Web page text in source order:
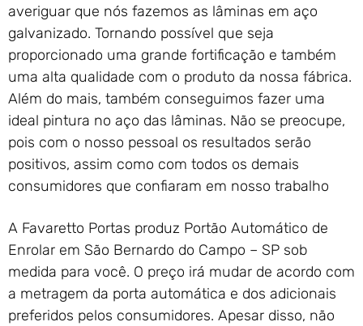
averiguar que nós fazemos as lâminas em aço
galvanizado. Tornando possível que seja
proporcionado uma grande fortificação e também
uma alta qualidade com o produto da nossa fábrica.
Além do mais, também conseguimos fazer uma
ideal pintura no aço das lâminas. Não se preocupe,
pois com o nosso pessoal os resultados serão
positivos, assim como com todos os demais
consumidores que confiaram em nosso trabalho
A Favaretto Portas produz Portão Automático de
Enrolar em São Bernardo do Campo – SP sob
medida para você. O preço irá mudar de acordo com
a metragem da porta automática e dos adicionais
preferidos pelos consumidores. Apesar disso, não